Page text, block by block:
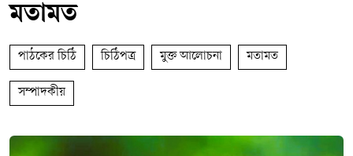
মতামত
পাঠকের চিঠি চিঠিপত্র মুক্ত আলোচনা মতামত
সম্পাদকীয়